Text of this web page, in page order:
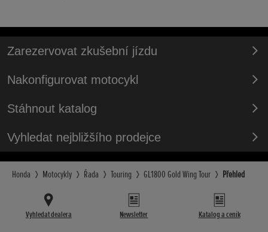
Zarezervovat zkušební jízdu
Nakonfigurovat motocykl
Stáhnout katalog
Vyhledat nejbližšího prodejce
Honda Motocykly Řada Touring GL1800 Gold Wing Tour Přehled
Vyhledat dealera Newsletter Katalog a ceník